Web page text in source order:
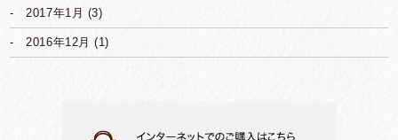
2017年1月 (3)
2016年12月 (1)